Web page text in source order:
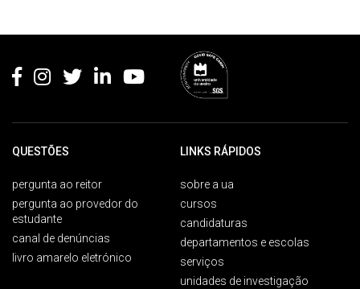
QUESTÕES
pergunta ao reitor
pergunta ao provedor do
estudante
canal de denúncias
livro amarelo eletrónico
LINKS RÁPIDOS
sobre a ua
cursos
candidaturas
departamentos e escolas
serviços
unidades de investigação